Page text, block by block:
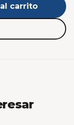
carrito